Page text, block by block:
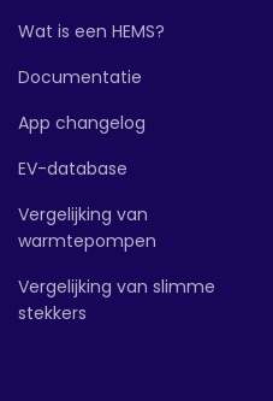
Wat is een HEMS?
Documentatie
App changelog
EV-database
Vergelijking van
warmtepompen
Vergelijking van slimme
stekkers